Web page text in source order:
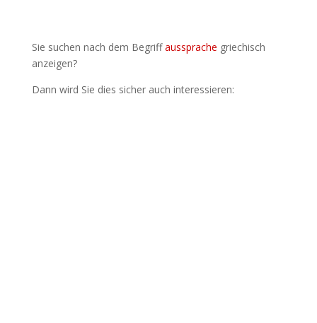
Sie suchen nach dem Begriffaussprache griechisch
anzeigen?
Dann wird Sie dies sicher auch interessieren: